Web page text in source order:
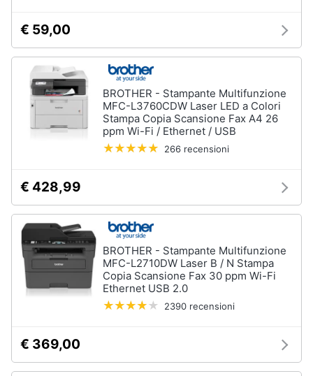
€ 59,00
BROTHER - Stampante Multifunzione
MFC-L3760CDW Laser LED a Colori
Stampa Copia Scansione Fax A4 26
ppm Wi-Fi / Ethernet / USB
266 recensioni
€ 428,99
BROTHER - Stampante Multifunzione
MFC-L2710DW Laser B / N Stampa
Copia Scansione Fax 30 ppm Wi-Fi
Ethernet USB 2.0
2390 recensioni
€ 369,00